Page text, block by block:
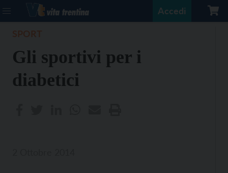
Accedi
Gli sportivi per i
diabetici